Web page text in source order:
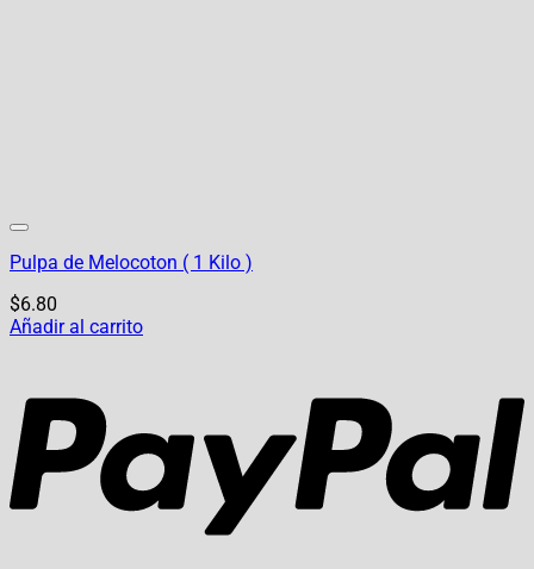
Pulpa de Melocoton ( 1 Kilo )
$6.80
Añadir al carrito